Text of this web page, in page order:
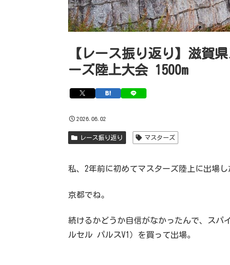
【レース振り返り】滋賀
ーズ陸上大会 1500m
2026.06.02
レース振り返り マスターズ
私、2年前に初めてマスターズ陸上に出場し
京都でね。
続けるかどうか自信がなかったんで、スパ
ルセル パルスV1）を買って出場。